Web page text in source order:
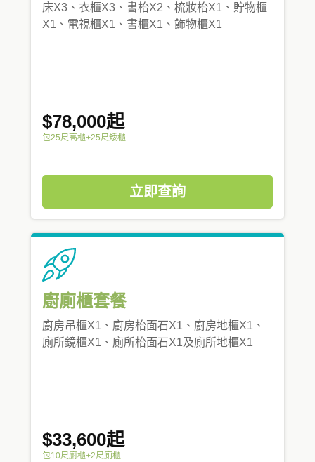
床X3、衣櫃X3、書枱X2、梳妝枱X1、貯物櫃
X1、電視櫃X1、書櫃X1、飾物櫃X1
$78,000起
包25尺高櫃+25尺矮櫃
立即查詢
廚廁櫃套餐
廚房吊櫃X1、廚房枱面石X1、廚房地櫃X1、
廁所鏡櫃X1、廁所枱面石X1及廁所地櫃X1
$33,600起
包10尺廚櫃+2尺廁櫃